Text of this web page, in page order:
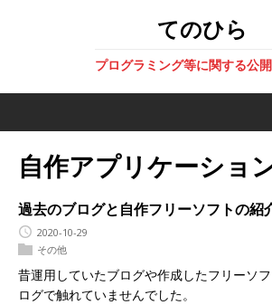
てのひら
プログラミング等に関する公
自作アプリケーショ
過去のブログと自作フリーソフトの紹
2020-10-29
その他
昔運用していたブログや作成したフリーソ
ログで触れていませんでした。